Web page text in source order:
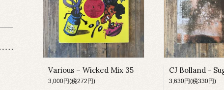
Various – Wicked Mix 35
3,000円(税272円) 3,630円(税330円)